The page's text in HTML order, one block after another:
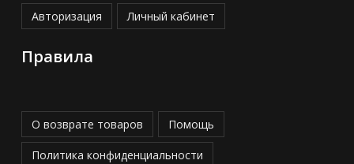
Авторизация Личный кабинет
Правила
О возврате товаров Помощь
Политика конфиденциальности